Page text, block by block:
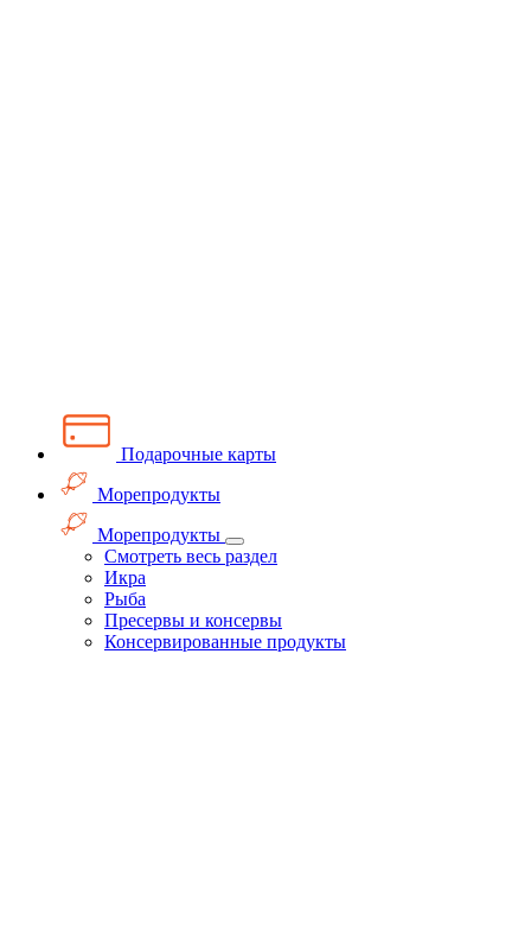
Подарочные карты
Морепродукты
Морепродукты
Смотреть весь раздел
Икра
Рыба
Пресервы и консервы
Консервированные продукты